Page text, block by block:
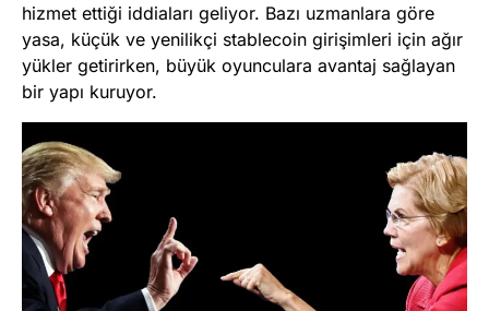
hizmet ettiği iddiaları geliyor. Bazı uzmanlara göre
yasa, küçük ve yenilikçi stablecoin girişimleri için ağır
yükler getirirken, büyük oyunculara avantaj sağlayan
bir yapı kuruyor.